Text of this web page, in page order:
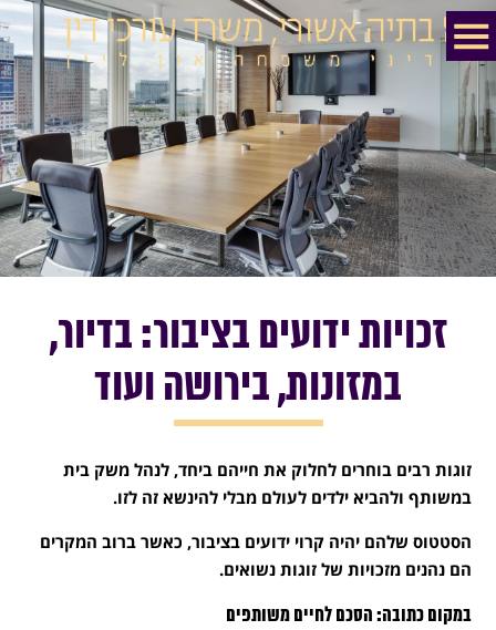
זכויות ידועים בציבור: בדיור,
במזונות, בירושה ועוד
זוגות רבים בוחרים לחלוק את חייהם ביחד, לנהל משק בית
במשותף ולהביא ילדים לעולם מבלי להינשא זה לזו.
הסטטוס שלהם יהיה קרוי ידועים בציבור, כאשר ברוב המקרים
הם נהנים מזכויות של זוגות נשואים.
במקום כתובה: הסכם לחיים משותפים